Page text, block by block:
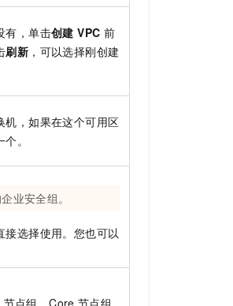
有，单击创建 VPC 前
刷新 ，可以选择刚创建
机，如果在这个可用区
。
业安全组。
选择使用。您也可以